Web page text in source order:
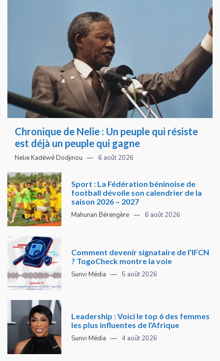
Chronique de Nelie : Un peuple qui résiste
est déjà un peuple qui gagne
Nelie Kadéwé Dodjinou 6 août 2026
Sport : La Fédération béninoise de
football dévoile son calendrier de la
saison 2026 – 2027
Mahunan Bérengère 6 août 2026
Comment devenir signataire de l’IFCN
? TogoCheck montre la voie
Sunvi Média 5 août 2026
Leadership : Voici le top 6 des femmes
les plus influentes de l’Afrique
Sunvi Média 4 août 2026